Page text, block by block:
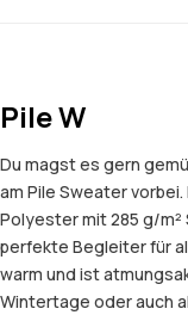
Pile W
Du magst es gern
am Pile Sweater
Polyester mit 285 g/
perfekte Begleiter für
warm und ist
Wintertage oder auch